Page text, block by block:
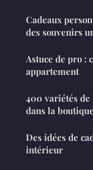
Cadeaux
des souvenirs
Astuce de pro :
appartement
400 variétés
dans la
Des idées de
intérieur